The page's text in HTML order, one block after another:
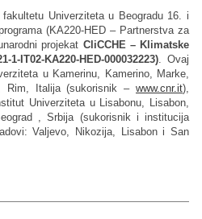
Univerziteta u Beogradu 16. i
(KA220-HED – Partnerstva za
projekat CliCCHE – Klimatske
KA220-HED-000032223). Ovaj
u Kamerinu, Kamerino, Marke,
Rim, Italija (sukorisnik –www.cnr.it),
Univerziteta u Lisabonu, Lisabon,
, Srbija (sukorisnik i institucija
Valjevo, Nikozija, Lisabon i San